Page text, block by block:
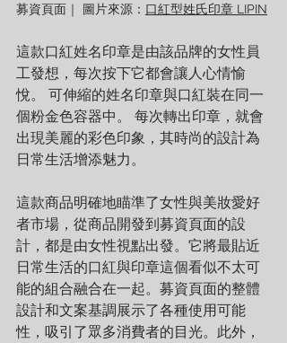
募資頁面｜ 圖片來源： 口紅型姓氏印章 LIPIN
這款口紅姓名印章是由該品牌的女性員
工發想，每次按下它都會讓人心情愉
悅。 可伸縮的姓名印章與口紅裝在同一
個粉金色容器中。 每次轉出印章，就會
出現美麗的彩色印象，其時尚的設計為
日常生活增添魅力。
這款商品明確地瞄準了女性與美妝愛好
者市場，從商品開發到募資頁面的設
計，都是由女性視點出發。它將最貼近
日常生活的口紅與印章這個看似不太可
能的組合融合在一起。募資頁面的整體
設計和文案基調展示了各種使用可能
性，吸引了眾多消費者的目光。此外，